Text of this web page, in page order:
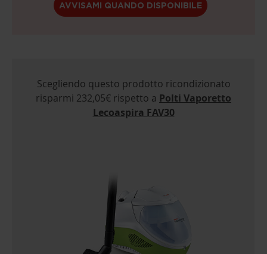
AVVISAMI QUANDO DISPONIBILE
Scegliendo questo prodotto ricondizionato
risparmi 232,05€ rispetto a Polti Vaporetto
Lecoaspira FAV30